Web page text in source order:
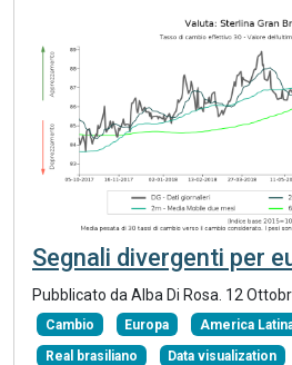
Segnali divergenti per
Pubblicato da Alba Di Rosa. 12
Cambio Europa America
Real brasiliano Data visualization